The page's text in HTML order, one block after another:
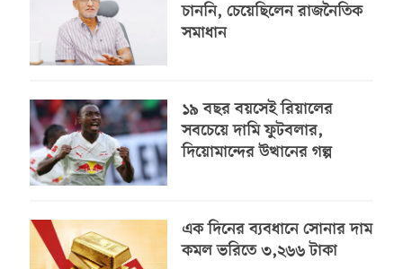
চাননি, চেয়েছিলেন রাজনৈতিক
সমাধান
১৯ বছর বয়সেই রিয়ালের
সবচেয়ে দামি ফুটবলার,
দিয়োমান্দের উত্থানের গল্প
এক দিনের ব্যবধানে সোনার দাম
কমল ভরিতে ৩,২৬৬ টাকা